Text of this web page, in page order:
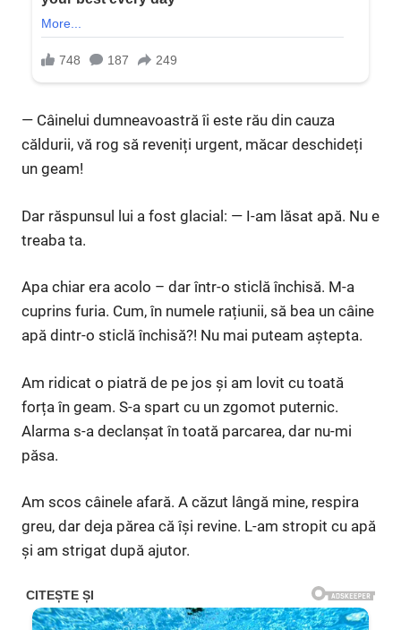
— Câinelui dumneavoastră îi este rău din cauza
căldurii, vă rog să reveniți urgent, măcar deschideți
un geam!
Dar răspunsul lui a fost glacial: — I-am lăsat apă. Nu e
treaba ta.
Apa chiar era acolo – dar într-o sticlă închisă. M-a
cuprins furia. Cum, în numele rațiunii, să bea un câine
apă dintr-o sticlă închisă?! Nu mai puteam aștepta.
Am ridicat o piatră de pe jos și am lovit cu toată
forța în geam. S-a spart cu un zgomot puternic.
Alarma s-a declanșat în toată parcarea, dar nu-mi
păsa.
Am scos câinele afară. A căzut lângă mine, respira
greu, dar deja părea că își revine. L-am stropit cu apă
și am strigat după ajutor.